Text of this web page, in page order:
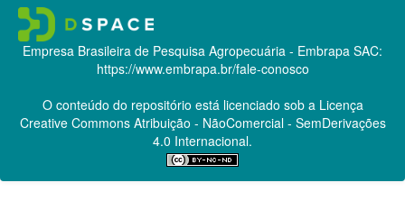
Empresa Brasileira de Pesquisa Agropecuária - Embrapa SAC:
https://www.embrapa.br/fale-conosco
O conteúdo do repositório está licenciado sob a Licença
Creative CommonsAtribuição - NãoComercial - SemDerivações
4.0 Internacional.